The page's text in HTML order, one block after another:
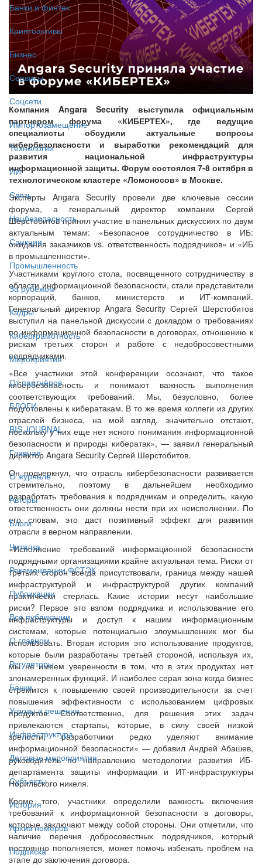
Банки и финтех
Криптоактивы
Бизнес
Сервисы
Соцсети
Импортозамещение
Технологии
ИИ
Связь
Нацбезопасность
Санкции
Промышленность
За рубежом
Кадры
Киберграмотность
Мероприятия
От партнёров
БЛОГИ
BIS JOURNAL
Главная
О журнале
Авторы
Блоги
Читалка
Рекомендации ФСТЭК
Публикации
Все публикации
О главном
Регуляторы
Банки
Угрозы и решения
Инфраструктура
Деловые мероприятия
Субъекты
История
Архив номеров
Подписка
Компания Angara Security выступила официальным
партнером форума «КИБЕРТЕХ», где ведущие
специалисты обсудили актуальные вопросы
кибербезопасности и выработки рекомендаций для
развития национальной инфраструктуры
информационной защиты. Форум состоялся 7-8 октября в
технологическом кластере «Ломоносов» в Москве.
Эксперты Angara Security провели две ключевые сессии
форума, а генеральный директор компании Сергей
Шерстобитов принял участие в панельных дискуссиях по двум
актуальным темам: «Безопасное сотрудничество в ИБ:
ожидания заказчиков vs. ответственность подрядчиков» и «ИБ
в промышленности».
Участниками круглого стола, посвященного сотрудничеству в
области информационной безопасности, стали представители
корпораций, банков, министерств и ИТ-компаний.
Генеральный директор Angara Security Сергей Шерстобитов
выступил на панельной дискуссии с докладом о требованиях
по информационной безопасности в договорах, отношению к
рискам третьих сторон и работе с недобросовестными
подрядчиками.
«Все участники этой конференции осознают, что такое
кибербезопасность и понимают важность выполнения
соответствующих требований. Мы, безусловно, более
подготовлены к кибератакам. В то же время коллеги из других
отраслей бизнеса, на мой взгляд, значительно отстают,
поскольку у них еще нет ясного понимания информационной
безопасности и природы кибератак», — заявил генеральный
директор Angara Security Сергей Шерстобитов.
Он подчеркнул, что отрасль кибербезопасности развивается
стремительно, поэтому в дальнейшем необходимо
разработать требования к подрядчикам и определить, какую
ответственность они должны нести при их неисполнении. По
его словам, это даст позитивный эффект для развития
отрасли в верном направлении.
«Исполнение требований информационной безопасности
подрядными организациями крайне актуальная тема. Риски от
третьих сторон всегда присутствовали, граница между нашей
инфраструктурой и инфраструктурой других компаний
практически стерлась. Какие истории несут наибольшие
риски? Первое это взлом подрядчика и использование его
инфраструктуры и доступ к нашим информационным
системам, которые потенциально злоумышленник мог бы
использовать. Вторая история это использование продуктов,
которые были разработаны третьей стороной, используя их,
мы не имеем уверенности в том, что в этих продуктах нет
злонамеренных функций. И наиболее серая зона когда бизнес
стремится к повышению своей производительности за счет
повышения эффективности с использованием цифровых
продуктов. Соответственно, для решения этих задач
привлекаются стартапы, которые, в силу своей низкой
зрелости, разработчики редко уделяют внимание
информационной безопасности» — добавил Андрей Абашев,
руководитель по направлению методологии развития ИБ-
департамента защиты информации и ИТ-инфраструктуры
Норильского никеля.
Кроме того, участники определили важность включения
требований к информационной безопасности в договоры,
которые заключают между собой стороны. Они отметили, что
наличие перечня добросовестных подрядчиков, который
постоянно пополняется, может помочь избежать проблем на
этапе до заключения договора.